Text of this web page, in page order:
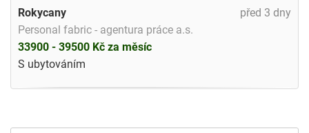
před 3 dny
Rokycany
Personal fabric - agentura práce a.s.
33900 - 39500 Kč za měsíc
S ubytováním